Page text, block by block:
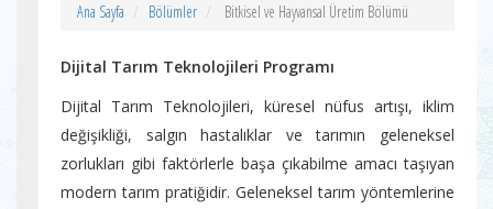
Ana Sayfa Bölümler Bitkisel ve Hayvansal Üretim Bölümü
Dijital Tarım Teknolojileri Programı
Dijital Tarım Teknolojileri, küresel nüfus artışı, iklim
değişikliği, salgın hastalıklar ve tarımın geleneksel
zorlukları gibi faktörlerle başa çıkabilme amacı taşıyan
modern tarım pratiğidir. Geleneksel tarım yöntemlerine